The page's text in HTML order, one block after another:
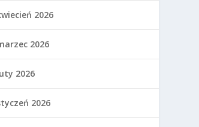
2026
2026
2026
2026